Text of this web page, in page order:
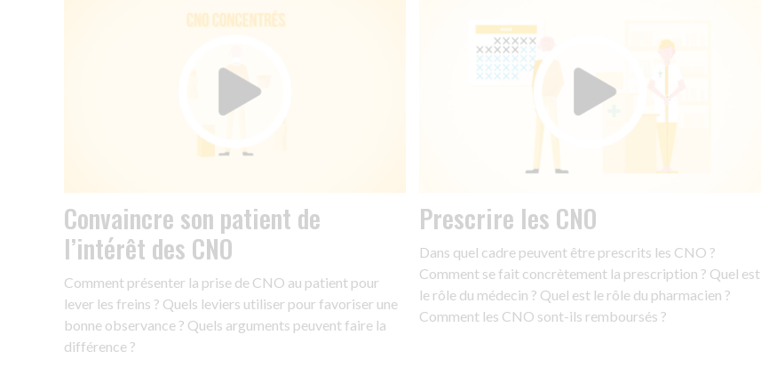
Convaincre son patient de
l’intérêt des CNO
Comment présenter la prise de CNO au patient pour
lever les freins ? Quels leviers utiliser pour favoriser une
bonne observance ? Quels arguments peuvent faire la
différence ?
Prescrire les CNO
Dans quel cadre peuvent être prescrits les CNO ?
Comment se fait concrètement la prescription ? Quel est
le rôle du médecin ? Quel est le rôle du pharmacien ?
Comment les CNO sont-ils remboursés ?